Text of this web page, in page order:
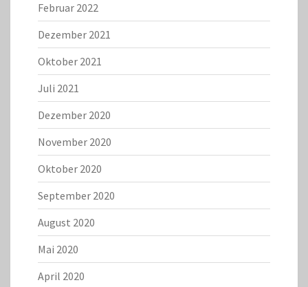
Februar 2022
Dezember 2021
Oktober 2021
Juli 2021
Dezember 2020
November 2020
Oktober 2020
September 2020
August 2020
Mai 2020
April 2020